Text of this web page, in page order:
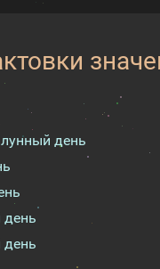
день
день